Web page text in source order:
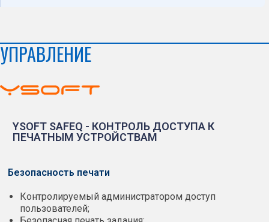
УПРАВЛЕНИЕ
YSOFT SAFEQ - КОНТРОЛЬ ДОСТУПА К
ПЕЧАТНЫМ УСТРОЙСТВАМ
Безопасность печати
Контролируемый администратором доступ
пользователей;